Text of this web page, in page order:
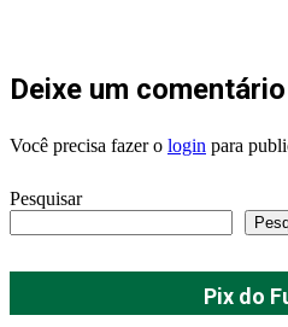
Deixe um comentário
Você precisa fazer o login para
Pesquisar
Pix do